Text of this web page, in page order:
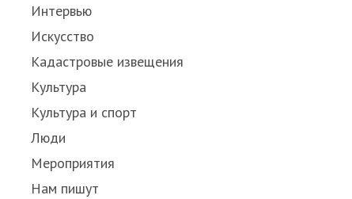
Интервью
Искусство
Кадастровые извещения
Культура
Культура и спорт
Люди
Мероприятия
Нам пишут